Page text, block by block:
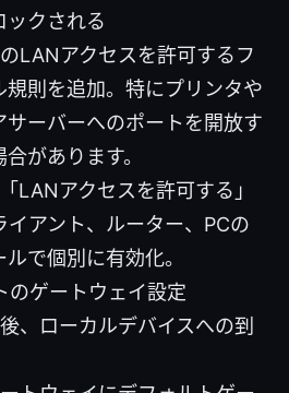
ックされる
LANアクセスを許可するフ
規則を追加。特にプリンタや
サーバーへのポートを開放す
があります。
LANアクセスを許可する」
イアント、ルーター、PCの
で個別に有効化。
のゲートウェイ設定
、ローカルデバイスへの到